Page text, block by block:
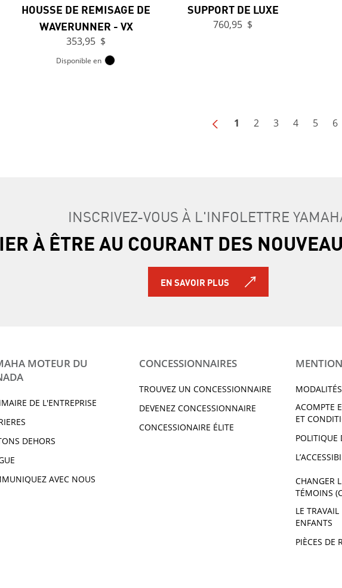
HOUSSE DE REMISAGE DE
WAVERUNNER - VX
353,95 $
Disponible en
SUPPORT DE LUXE
760,95 $
1 2 3 4 5 6
INSCRIVEZ-VOUS À L'INFOLETTRE
À ÊTRE AU COURANT DES
EN SAVOIR PLUS
MOTEUR DU
DE L'ENTREPRISE
DEHORS
AVEC NOUS
CONCESSIONNAIRES
TROUVEZ UN CONCESSIONNAIRE
DEVENEZ CONCESSIONNAIRE
CONCESSIONAIRE ÉLITE
ACOMPTE
ET
POLITIQUE
CHANGER
TÉMOINS
LE TRAVAIL
ENFANTS
PIÈCES DE